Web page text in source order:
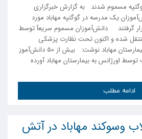
مسموم شدند به گزارش خبرگزاری
یک مدرسه در گوگتپه مهاباد مورد
گرفتند دانش‌آموزان مسموم سریعآ توسط
منتقل شده و اکنون تحت نظارت پزشکی
هستند خبرنگار مهاباد۳ در بیمارستان مهاباد نوشت: بیش از ۵۰ دانش‌آموز
اورژانس به بیمارستان مهاباد آورده‌
ادامه مطلب
وسوکند مهاباد در آتش